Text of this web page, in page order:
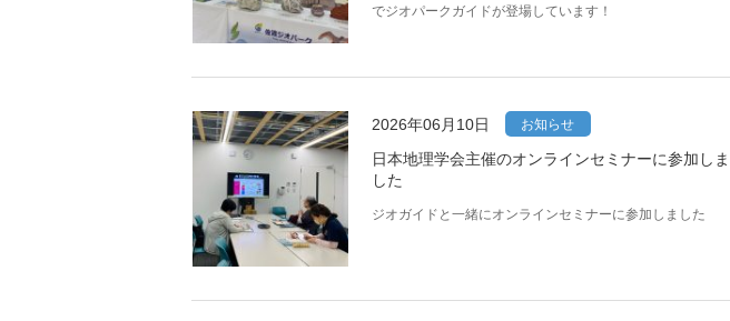
でジオパークガイドが登場しています！
2026年06月10日 お知らせ
日本地理学会主催のオンラインセミナーに参加しま
した
ジオガイドと一緒にオンラインセミナーに参加しました